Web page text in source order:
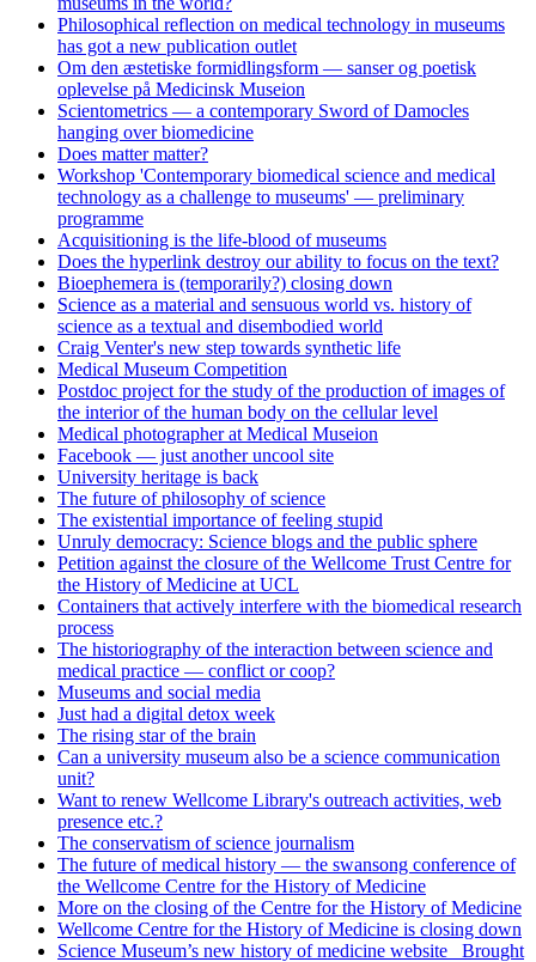
Philosophical reflection on medical technology in museums
has got a new publication outlet
Om den æstetiske formidlingsform — sanser og poetisk
oplevelse på Medicinsk Museion
Scientometrics — a contemporary Sword of Damocles
hanging over biomedicine
Does matter matter?
Workshop 'Contemporary biomedical science and medical
technology as a challenge to museums' — preliminary
programme
Acquisitioning is the life-blood of museums
Does the hyperlink destroy our ability to focus on the text?
Bioephemera is (temporarily?) closing down
Science as a material and sensuous world vs. history of
science as a textual and disembodied world
Craig Venter's new step towards synthetic life
Medical Museum Competition
Postdoc project for the study of the production of images of
the interior of the human body on the cellular level
Medical photographer at Medical Museion
Facebook — just another uncool site
University heritage is back
The future of philosophy of science
The existential importance of feeling stupid
Unruly democracy: Science blogs and the public sphere
Petition against the closure of the Wellcome Trust Centre for
the History of Medicine at UCL
Containers that actively interfere with the biomedical research
process
The historiography of the interaction between science and
medical practice — conflict or coop?
Museums and social media
Just had a digital detox week
The rising star of the brain
Can a university museum also be a science communication
unit?
Want to renew Wellcome Library's outreach activities, web
presence etc.?
The conservatism of science journalism
The future of medical history — the swansong conference of
the Wellcome Centre for the History of Medicine
More on the closing of the Centre for the History of Medicine
Wellcome Centre for the History of Medicine is closing down
Science Museum’s new history of medicine website _Brought